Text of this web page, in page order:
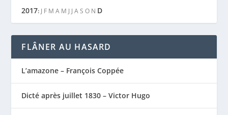
2017: J F M A M J J A S O N D
FLÂNER AU HASARD
L’amazone – François Coppée
Dicté après juillet 1830 – Victor Hugo